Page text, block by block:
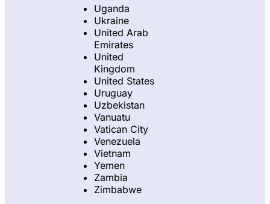
Uganda
Ukraine
United Arab
Emirates
United
Kingdom
United States
Uruguay
Uzbekistan
Vanuatu
Vatican City
Venezuela
Vietnam
Yemen
Zambia
Zimbabwe